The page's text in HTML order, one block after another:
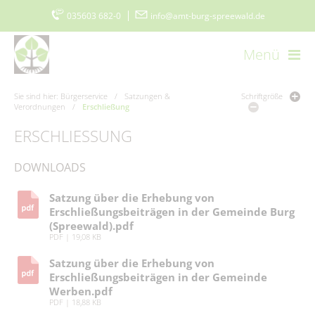
035603 682-0 info@amt-burg-spreewald.de
Menü
Startseite Kontakt Datenschutz
Impressum
Barrierefreiheitserklärung
www.burgimspreewald.de
Aktuelles
Aktuelle Meldungen
Ausschreibungen
Stellenmarkt
Ausschreibungen/Vergaben
Vergebene Aufträge
Amtsblatt
Burger Spreewaldzeitung
Amt & Gemeinden
Vorstellung
Grußwort
Gemeinden
Politik & Verwaltung
Der Amtsdirektor
Amt I – Hauptverwaltung
Bürgerservice
Sie sind hier: Bürgerservice /
Satzungen &
Verordnungen
/ Erschließung
Schriftgröße
ERSCHLIESSUNG
DOWNLOADS
Satzung über die Erhebung von
Erschließungsbeiträgen in der Gemeinde Burg
(Spreewald).pdf
PDF 19,08 KB
Satzung über die Erhebung von
Erschließungsbeiträgen in der Gemeinde
Werben.pdf
PDF 18,88 KB